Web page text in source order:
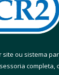
site ou sistema
completa,